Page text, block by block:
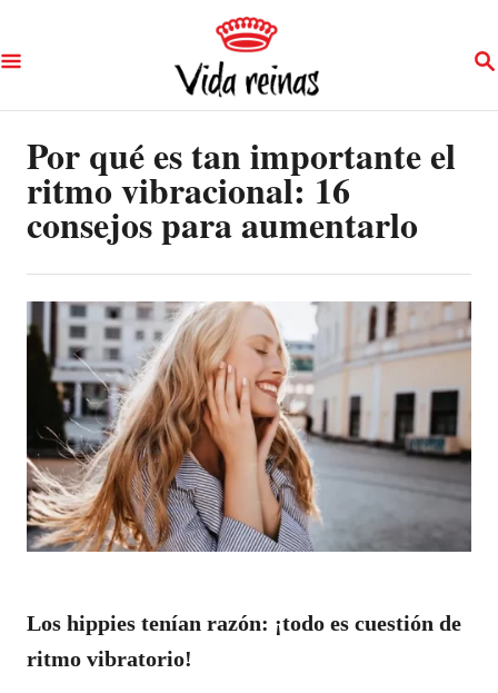
k
i
S
Por qué es tan importante el
ritmo vibracional: 16
consejos para aumentarlo
Los hippies tenían razón: ¡todo es cuestión de
ritmo vibratorio!